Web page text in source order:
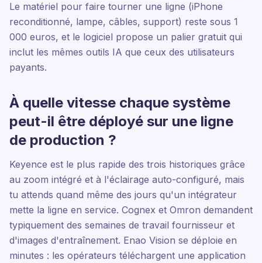
Le matériel pour faire tourner une ligne (iPhone
reconditionné, lampe, câbles, support) reste sous 1
000 euros, et le logiciel propose un palier gratuit qui
inclut les mêmes outils IA que ceux des utilisateurs
payants.
À quelle vitesse chaque système
peut-il être déployé sur une ligne
de production ?
Keyence est le plus rapide des trois historiques grâce
au zoom intégré et à l'éclairage auto-configuré, mais
tu attends quand même des jours qu'un intégrateur
mette la ligne en service. Cognex et Omron demandent
typiquement des semaines de travail fournisseur et
d'images d'entraînement. Enao Vision se déploie en
minutes : les opérateurs téléchargent une application